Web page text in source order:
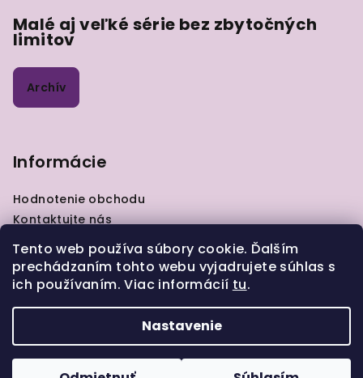
Tento web používa súbory cookie. Ďalším
prechádzaním tohto webu vyjadrujete súhlas s
ich používaním. Viac informácií tu.
Nastavenie
Malé aj veľké série bez zbytočných
limitov
Archív
Informácie
Hodnotenie obchodu
Kontaktujte nás
GDPR
Zásady pre vrátenie tovaru
ELIART.sk. Všetky práva vyhradené.